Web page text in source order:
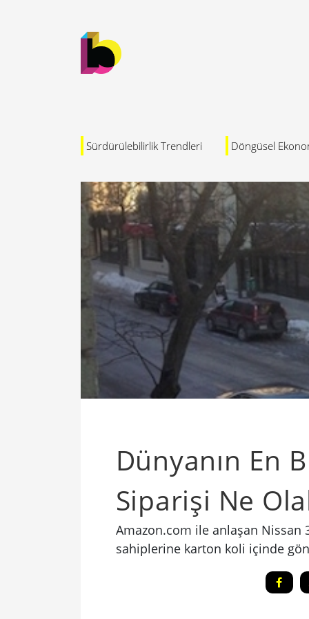
Sürdürülebilirlik Trendleri Döngüsel
Dünyanın En
Siparişi Ne
Amazon.com ile anlaşan
sahiplerine karton koli içinde